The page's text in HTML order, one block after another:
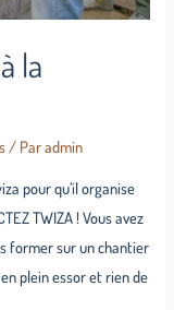
la
/ Paradmin
pour qu’il organise
TWIZA ! Vous avez
former sur un chantier
plein essor et rien de